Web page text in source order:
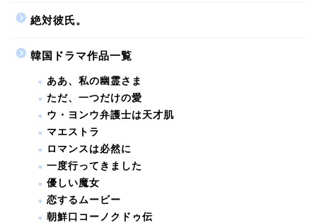
絶対彼氏。
韓国ドラマ作品一覧
ああ、私の幽霊さま
ただ、一つだけの愛
ウ・ヨンウ弁護士は天才肌
マエストラ
ロマンスは必然に
一度行ってきました
優しい魔女
恋するムービー
朝鮮口コーノクドゥ伝